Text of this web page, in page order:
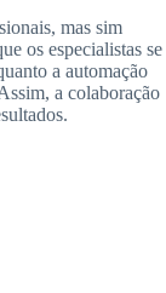
mas sim
os especialistas se
a automação
a colaboração